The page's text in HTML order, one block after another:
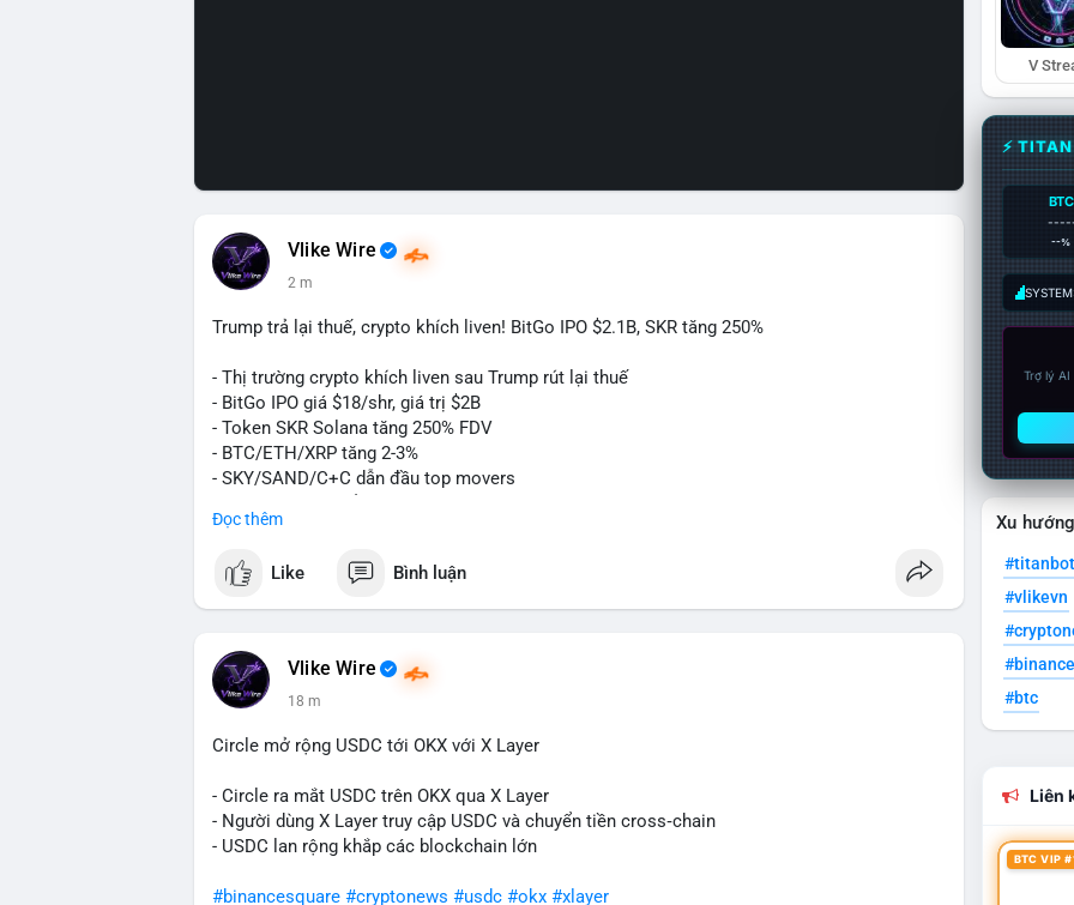
Vlike Wire
2 m
Trump trả lại thuế, crypto khích liven! BitGo IPO $2.1B, SKR tăng 250%
- Thị trường crypto khích liven sau Trump rút lại thuế
- BitGo IPO giá $18/shr, giá trị $2B
- Token SKR Solana tăng 250% FDV
- BTC/ETH/XRP tăng 2-3%
- SKY/SAND/C+C dẫn đầu top movers
- HK phát hành giấy phép stablecoin
- Saga EVM bị hack $7M
- Steak ’n Shake trả lương BTC
$btc#btc
#vlikevn #titanbot
📰 Nguồn: Decrypt
Đọc thêm
Like Bình luận
Vlike Wire
18 m
Circle mở rộng USDC tới OKX với X Layer
- Circle ra mắt USDC trên OKX qua X Layer
- Người dùng X Layer truy cập USDC và chuyển tiền cross‑chain
- USDC lan rộng khắp các blockchain lớn
#binancesquare #cryptonews #usdc #okx #xlayer
V
⚡
BTC
--%
Trợ lý
Xu
#titanbot
#vlikevn
#btc
Liên
BTC VIP